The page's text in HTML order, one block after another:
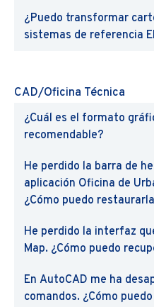
¿Puedo transformar
sistemas de referencia
CAD/Oficina Técnica
¿Cuál es el formato
recomendable?
He perdido la barra de
aplicación Oficina de
¿Cómo puedo
He perdido la interfaz
Map. ¿Cómo puedo
En AutoCAD me ha
comandos. ¿Cómo